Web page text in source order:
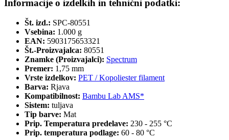
Informacije o izdelkih in tehnični podatki:
Št. izd.: SPC-80551
Vsebina: 1.000 g
EAN: 5903175653321
Št.-Proizvajalca: 80551
Znamke (Proizvajalci): Spectrum
Premer: 1,75 mm
Vrste izdelkov: PET / Kopoliester filament
Barva: Rjava
Kompatibilnost: Bambu Lab AMS*
Sistem: tuljava
Tip barve: Mat
Prip. Temperatura predelave: 230 - 255 °C
Prip. temperatura podlage: 60 - 80 °C